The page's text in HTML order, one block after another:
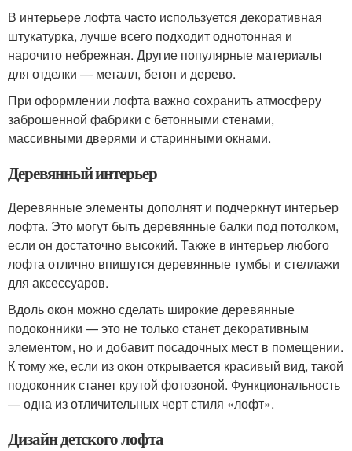
В интерьере лофта часто используется декоративная
штукатурка, лучше всего подходит однотонная и
нарочито небрежная. Другие популярные материалы
для отделки — металл, бетон и дерево.
При оформлении лофта важно сохранить атмосферу
заброшенной фабрики с бетонными стенами,
массивными дверями и старинными окнами.
Деревянный интерьер
Деревянные элементы дополнят и подчеркнут интерьер
лофта. Это могут быть деревянные балки под потолком,
если он достаточно высокий. Также в интерьер любого
лофта отлично впишутся деревянные тумбы и стеллажи
для аксессуаров.
Вдоль окон можно сделать широкие деревянные
подоконники — это не только станет декоративным
элементом, но и добавит посадочных мест в помещении.
К тому же, если из окон открывается красивый вид, такой
подоконник станет крутой фотозоной. Функциональность
— одна из отличительных черт стиля «лофт».
Дизайн детского лофта